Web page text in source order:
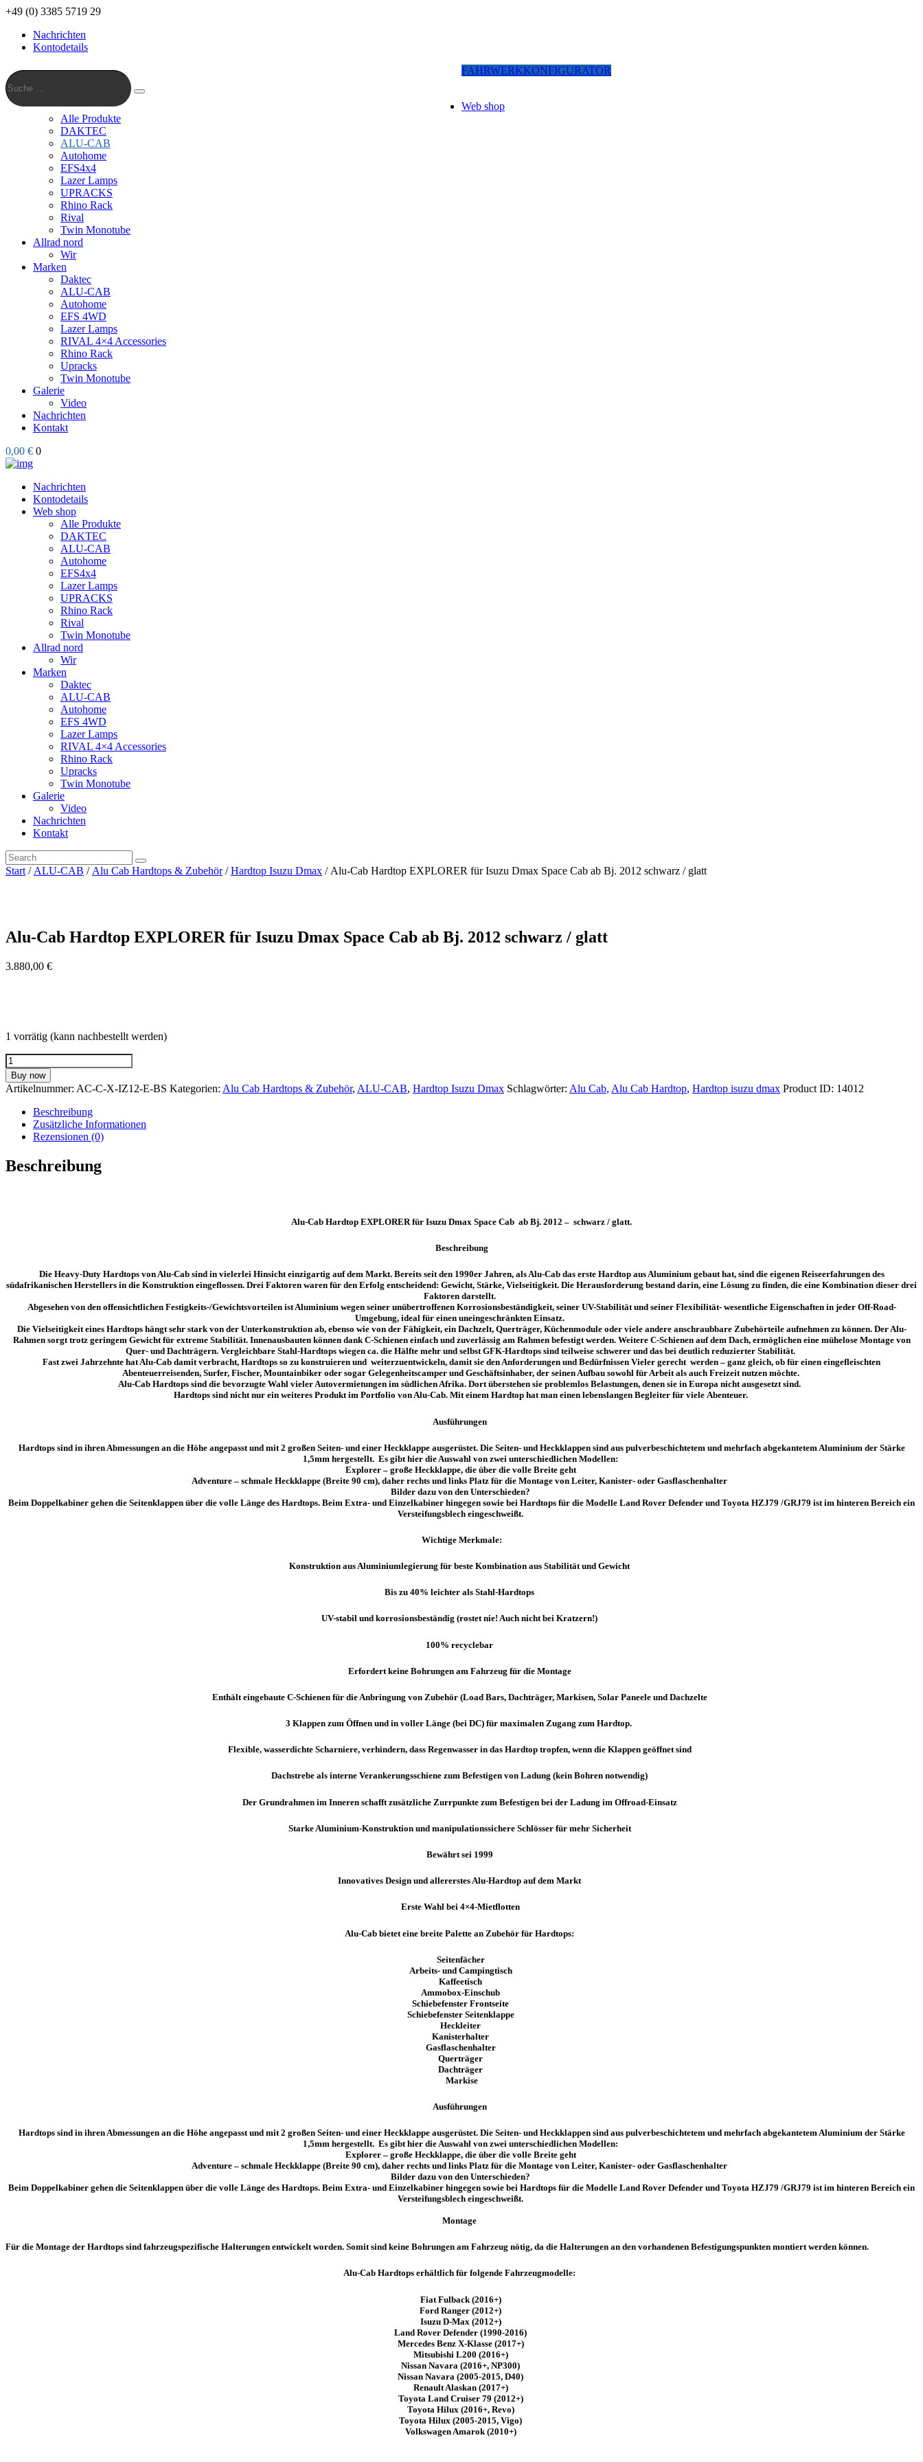
+49 (0) 3385 5719 29
Nachrichten
Kontodetails
Suche
…
Suche
FAHRWERKKONFIGURATOR
Web shop
Alle Produkte
DAKTEC
ALU-CAB
Autohome
EFS4x4
Lazer Lamps
UPRACKS
Rhino Rack
Rival
Twin Monotube
Allrad nord
Wir
Marken
Daktec
ALU-CAB
Autohome
EFS 4WD
Lazer Lamps
RIVAL 4×4 Accessories
Rhino Rack
Upracks
Twin Monotube
Galerie
Video
Nachrichten
Kontakt
0,00 € 0
Nachrichten
Kontodetails
Web shop
Alle Produkte
DAKTEC
ALU-CAB
Autohome
EFS4x4
Lazer Lamps
UPRACKS
Rhino Rack
Rival
Twin Monotube
Allrad nord
Wir
Marken
Daktec
ALU-CAB
Autohome
EFS 4WD
Lazer Lamps
RIVAL 4×4 Accessories
Rhino Rack
Upracks
Twin Monotube
Galerie
Video
Nachrichten
Kontakt
Start / ALU-CAB / Alu Cab Hardtops & Zubehör/Hardtop Isuzu Dmax / Alu-Cab Hardtop EXPLORER für Isuzu Dmax Space Cab ab Bj. 2012 schwarz / glatt
Alu-Cab Hardtop EXPLORER für Isuzu Dmax Space Cab ab Bj. 2012 schwarz / glatt
3.880,00 €
1 vorrätig (kann nachbestellt werden)
Alu-
Cab
Hardtop
EXPLORER
Isuzu
Dmax
Cab
ab
Buy now
Artikelnummer: AC-C-X-IZ12-E-BS Kategorien: Alu Cab Hardtops & Zubehör, ALU-CAB, Hardtop Isuzu Dmax Schlagwörter: Alu Cab, Alu Cab Hardtop, Hardtop isuzu dmax Product ID: 14012
Beschreibung
Zusätzliche Informationen
Rezensionen (0)
Beschreibung
Alu-Cab Hardtop EXPLORER für Isuzu Dmax Space Cab ab Bj. 2012 – schwarz / glatt.
Beschreibung
Die Heavy-Duty Hardtops von Alu-Cab sind in vielerlei Hinsicht einzigartig auf dem Markt. Bereits seit den 1990er Jahren, als Alu-Cab das erste Hardtop aus Aluminium gebaut hat, sind die eigenen Reiseerfahrungen des
südafrikanischen Herstellers in die Konstruktion eingeflossen. Drei Faktoren waren für den Erfolg entscheidend: Gewicht, Stärke, Vielseitigkeit. Die Herausforderung bestand darin, eine Lösung zu finden, die eine Kombination dieser drei
Faktoren darstellt.
Abgesehen von den offensichtlichenFestigkeits-/Gewichtsvorteilenist Aluminium wegen seiner unübertroffenenKorrosionsbeständigkeit, seiner UV-Stabilitätund seiner Flexibilität- wesentliche Eigenschaften in jeder Off-Road-
Umgebung, ideal für einen uneingeschränkten Einsatz.
Die Vielseitigkeit eines Hardtops hängt sehr stark von der Unterkonstruktion ab, ebenso wie von der Fähigkeit, ein Dachzelt, Querträger, Küchenmodule oder viele andere anschraubbare Zubehörteileaufnehmen zu können. Der Alu-
Rahmen sorgttrotz geringem Gewicht für extreme Stabilität. Innenausbauten können dank C-Schienen einfach und zuverlässig am Rahmen befestigt werden. Weitere C-Schienen auf dem Dach, ermöglichen eine mühelose Montage von
Quer- und Dachträgern. Vergleichbare Stahl-Hardtops wiegen ca. die Hälfte mehr und selbst GFK-Hardtops sind teilweise schwerer und das bei deutlich reduzierter Stabilität.
Fast zwei Jahrzehnte hat Alu-Cab damit verbracht, Hardtops so zu konstruieren und weiterzuentwickeln, damit sie den Anforderungen und Bedürfnissen Vieler gerecht werden – ganz gleich, ob für einen eingefleischten
Abenteuerreisenden, Surfer, Fischer, Mountainbiker oder sogar Gelegenheitscamper und Geschäftsinhaber, der seinen Aufbau sowohl für Arbeit als auch Freizeit nutzen möchte.
Alu-Cab Hardtops sind die bevorzugte Wahl vieler Autovermietungen im südlichen Afrika. Dortüberstehen sie problemlos Belastungen, denen sie in Europa nicht ausgesetzt sind.
Hardtops sind nicht nur ein weiteres Produkt im Portfolio von Alu-Cab. Mit einem Hardtop hat man einen lebenslangen Begleiterfür viele Abenteuer.
Ausführungen
Hardtops sind in ihren Abmessungen an die Höhe angepasst und mit 2 großen Seiten- und einer Heckklappe ausgerüstet. Die Seiten- und Heckklappen sind aus pulverbeschichtetem und mehrfach abgekantetem Aluminium der Stärke
1,5mm hergestellt. Es gibt hier die Auswahl von zwei unterschiedlichen Modellen:
Explorer – große Heckklappe, die über die volle Breite geht
Adventure – schmale Heckklappe (Breite 90 cm), daher rechts und links Platz für die Montage von Leiter, Kanister- oder Gasflaschenhalter
Bilder dazu von den Unterschieden?
Beim Doppelkabiner gehen die Seitenklappen über die volle Länge des Hardtops. Beim Extra- und Einzelkabiner hingegen sowie bei Hardtops für die Modelle Land Rover Defender und Toyota HZJ79 /GRJ79 ist im hinteren Bereich ein
Versteifungsblech eingeschweißt.
Wichtige Merkmale:
Konstruktion aus Aluminiumlegierung für beste Kombination aus Stabilität und Gewicht
Bis zu 40% leichter als Stahl-Hardtops
UV-stabil und korrosionsbeständig (rostet nie! Auch nicht bei Kratzern!)
100% recyclebar
Erfordert keine Bohrungen am Fahrzeug für die Montage
Enthält eingebaute C-Schienen für die Anbringung von Zubehör (Load Bars, Dachträger, Markisen, Solar Paneele und Dachzelte
3 Klappen zum Öffnen und in voller Länge (bei DC) für maximalen Zugang zum Hardtop.
Flexible, wasserdichte Scharniere, verhindern, dass Regenwasser in das Hardtop tropfen, wenn die Klappen geöffnet sind
Dachstrebe als interne Verankerungsschiene zum Befestigen von Ladung (kein Bohren notwendig)
Der Grundrahmen im Inneren schafft zusätzliche Zurrpunkte zum Befestigen bei der Ladung im Offroad-Einsatz
Starke Aluminium-Konstruktion und manipulationssichere Schlösser für mehr Sicherheit
Bewährt sei 1999
Innovatives Design und allererstes Alu-Hardtop auf dem Markt
Erste Wahl bei 4×4-Mietflotten
Alu-Cab bietet eine breite Palette an Zubehör für Hardtops:
Seitenfächer
Arbeits- und Campingtisch
Kaffeetisch
Ammobox-Einschub
Schiebefenster Frontseite
Schiebefenster Seitenklappe
Heckleiter
Kanisterhalter
Gasflaschenhalter
Querträger
Dachträger
Markise
Ausführungen
Hardtops sind in ihren Abmessungen an die Höhe angepasst und mit 2 großen Seiten- und einer Heckklappe ausgerüstet. Die Seiten- und Heckklappen sind aus pulverbeschichtetem und mehrfach abgekantetem Aluminium der Stärke
1,5mm hergestellt. Es gibt hier die Auswahl von zwei unterschiedlichen Modellen:
Explorer – große Heckklappe, die über die volle Breite geht
Adventure – schmale Heckklappe (Breite 90 cm), daher rechts und links Platz für die Montage von Leiter, Kanister- oder Gasflaschenhalter
Bilder dazu von den Unterschieden?
Beim Doppelkabiner gehen die Seitenklappen über die volle Länge des Hardtops. Beim Extra- und Einzelkabiner hingegen sowie bei Hardtops für die Modelle Land Rover Defender und Toyota HZJ79 /GRJ79 ist im hinteren Bereich ein
Versteifungsblech eingeschweißt.
Montage
Für die Montage der Hardtops sind fahrzeugspezifische Halterungen entwickelt worden. Somit sind keine Bohrungen am Fahrzeug nötig, da die Halterungen an den vorhandenen Befestigungspunkten montiert werden können.
Alu-Cab Hardtops erhältlich für folgende Fahrzeugmodelle:
Fiat Fulback (2016+)
Ford Ranger (2012+)
Isuzu D-Max (2012+)
Land Rover Defender (1990-2016)
Mercedes Benz X-Klasse (2017+)
Mitsubishi L200 (2016+)
Nissan Navara (2016+, NP300)
Nissan Navara (2005-2015, D40)
Renault Alaskan (2017+)
Toyota Land Cruiser 79 (2012+)
Toyota Hilux (2016+, Revo)
Toyota Hilux (2005-2015, Vigo)
Volkswagen Amarok (2010+)